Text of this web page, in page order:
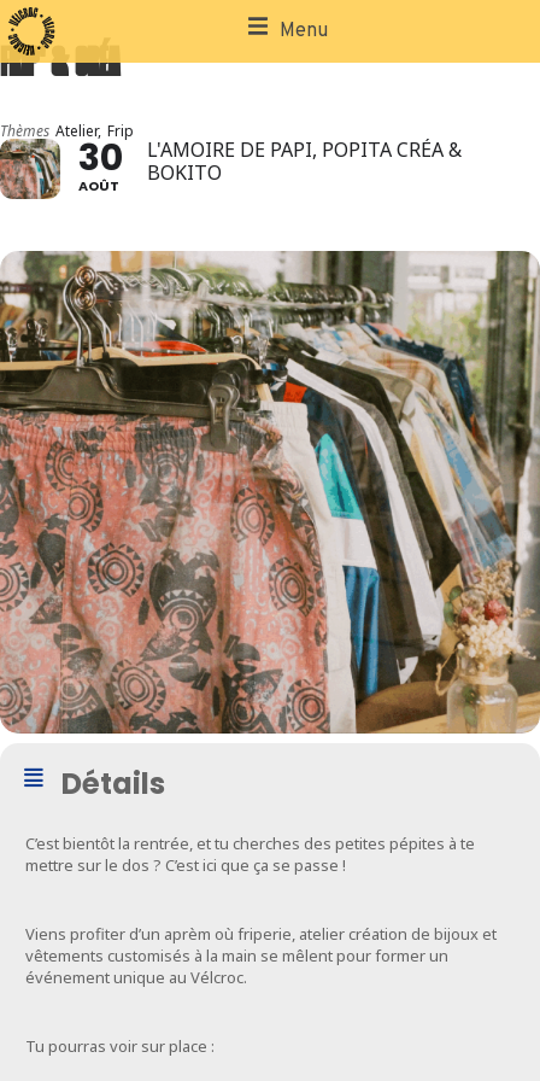
Menu
FRIP' & CRÉA
Thèmes Atelier, Frip
30
AOÛT
L'AMOIRE DE PAPI, POPITA CRÉA &
BOKITO
Détails
C’est bientôt la rentrée, et tu cherches des petites pépites à te
mettre sur le dos ? C’est ici que ça se passe !
Viens profiter d’un aprèm où friperie, atelier création de bijoux et
vêtements customisés à la main se mêlent pour former un
événement unique au Vélcroc.
Tu pourras voir sur place :